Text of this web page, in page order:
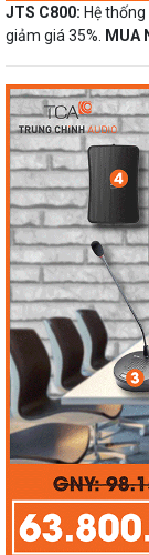
JTS C800: Hệ
giảm giá 35%.
MUA